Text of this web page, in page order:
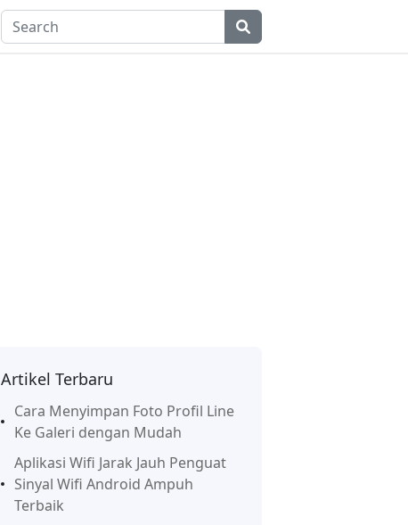
Artikel Terbaru
Cara Menyimpan Foto Profil Line
Ke Galeri dengan Mudah
Aplikasi Wifi Jarak Jauh Penguat
Sinyal Wifi Android Ampuh
Terbaik